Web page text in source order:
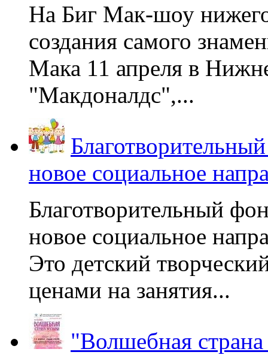
На Биг Мак-шоу
создания самого
Мака 11 апреля в
"Макдоналдс",...
новое социальное
Благотворительный
новое социальное
Это детский
ценами на занятия...
"Волшебная